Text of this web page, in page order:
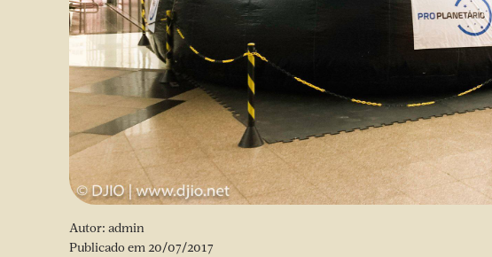
Autor: admin
Publicado em20/07/2017